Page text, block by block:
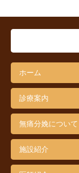
ホーム
診療案内
無痛分娩について
施設紹介